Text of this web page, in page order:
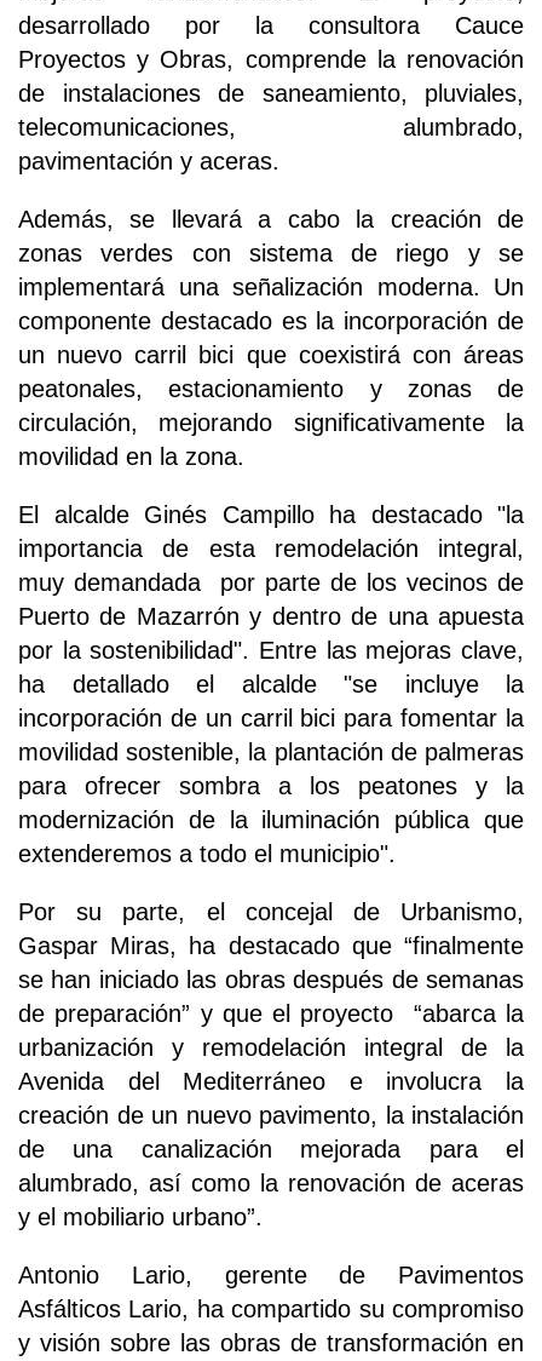
desarrollado por la consultora Cauce
Proyectos y Obras, comprende la renovación
de instalaciones de saneamiento, pluviales,
telecomunicaciones, alumbrado,
pavimentación y aceras.
Además, se llevará a cabo la creación de
zonas verdes con sistema de riego y se
implementará una señalización moderna. Un
componente destacado es la incorporación de
un nuevo carril bici que coexistirá con áreas
peatonales, estacionamiento y zonas de
circulación, mejorando significativamente la
movilidad en la zona.
El alcalde Ginés Campillo ha destacado "la
importancia de esta remodelación integral,
muy demandada por parte de los vecinos de
Puerto de Mazarrón y dentro de una apuesta
por la sostenibilidad". Entre las mejoras clave,
ha detallado el alcalde "se incluye la
incorporación de un carril bici para fomentar la
movilidad sostenible, la plantación de palmeras
para ofrecer sombra a los peatones y la
modernización de la iluminación pública que
extenderemos a todo el municipio".
Por su parte, el concejal de Urbanismo,
Gaspar Miras, ha destacado que “finalmente
se han iniciado las obras después de semanas
de preparación” y que el proyecto “abarca la
urbanización y remodelación integral de la
Avenida del Mediterráneo e involucra la
creación de un nuevo pavimento, la instalación
de una canalización mejorada para el
alumbrado, así como la renovación de aceras
y el mobiliario urbano”.
Antonio Lario, gerente de Pavimentos
Asfálticos Lario, ha compartido su compromiso
y visión sobre las obras de transformación en